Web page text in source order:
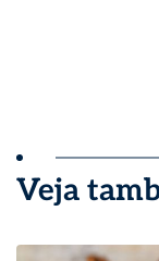
Veja